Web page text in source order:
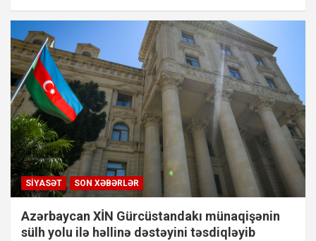
SIYASƏT SON XƏBƏRLƏR
Azərbaycan XİN Gürcüstandakı münaqişənin
sülh yolu ilə həllinə dəstəyini təsdiqləyib